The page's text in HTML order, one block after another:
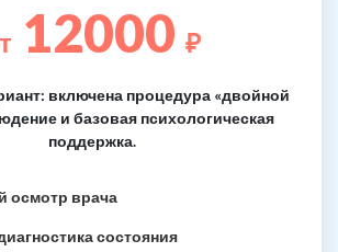
12000 ₽
включена процедура «двойной
и базовая психологическая
поддержка.
осмотр врача
состояния